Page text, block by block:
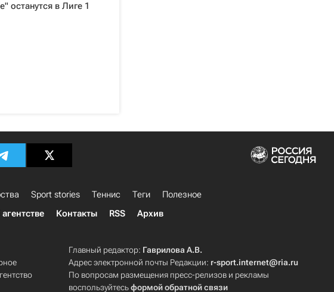
останутся в Лиге 1
Sport stories Теннис Теги
Полезное
Контакты RSS Архив
Главный редактор: Гаврилова А.В.
Адрес электронной почты Редакции: r-sport.internet@ria.ru
По вопросам размещения пресс-релизов и рекламы
воспользуйтесьформой обратной связи